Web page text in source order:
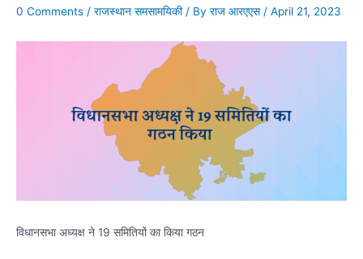
0 Comments / राजस्थान समसामयिकी/ By राज आरएएस / April 21, 2023
विधानसभा अध्‍यक्ष ने 19 समितियों का किया गठन